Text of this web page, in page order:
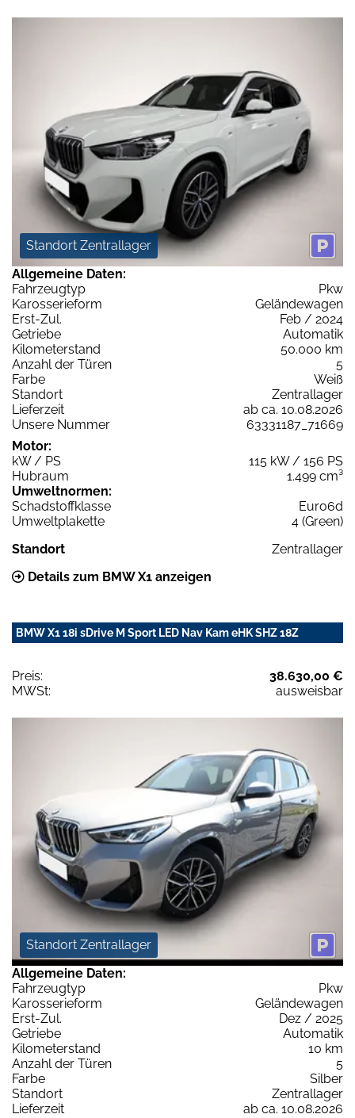
Standort Zentrallager
Allgemeine Daten:
Fahrzeugtyp
Pkw
Karosserieform
Geländewagen
Erst-Zul.
Feb / 2024
Getriebe
Automatik
Kilometerstand
50.000 km
Anzahl der Türen
5
Farbe
Weiß
Standort
Zentrallager
Lieferzeit
ab ca. 10.08.2026
Unsere Nummer
63331187_71669
Motor:
kW / PS
115 kW / 156 PS
Hubraum
1.499 cm³
Umweltnormen:
Schadstoffklasse
Euro6d
Umweltplakette
4 (Green)
Standort
Zentrallager
Details zum BMW X1 anzeigen
BMW X1 18i sDrive M Sport LED Nav Kam eHK SHZ 18Z
Preis:
38.630,00 €
MWSt:
ausweisbar
Standort Zentrallager
Allgemeine Daten:
Fahrzeugtyp
Pkw
Karosserieform
Geländewagen
Erst-Zul.
Dez / 2025
Getriebe
Automatik
Kilometerstand
10 km
Anzahl der Türen
5
Farbe
Silber
Standort
Zentrallager
Lieferzeit
ab ca. 10.08.2026